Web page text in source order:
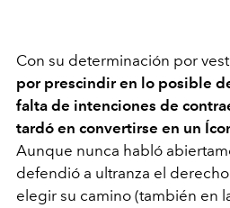
Con su determinación por
por prescindir en lo posible
falta de intenciones de
tardó en convertirse en un
Aunque nunca habló
defendió a ultranza el
elegir su camino (también en